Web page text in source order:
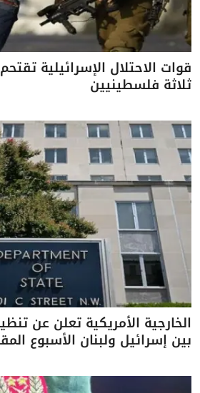
قوات الاحتلال الإسرائيلية
ثلاثة فلسطينيين
الخارجية الأمريكية تعلن عن
بين إسرائيل ولبنان الأسبوع